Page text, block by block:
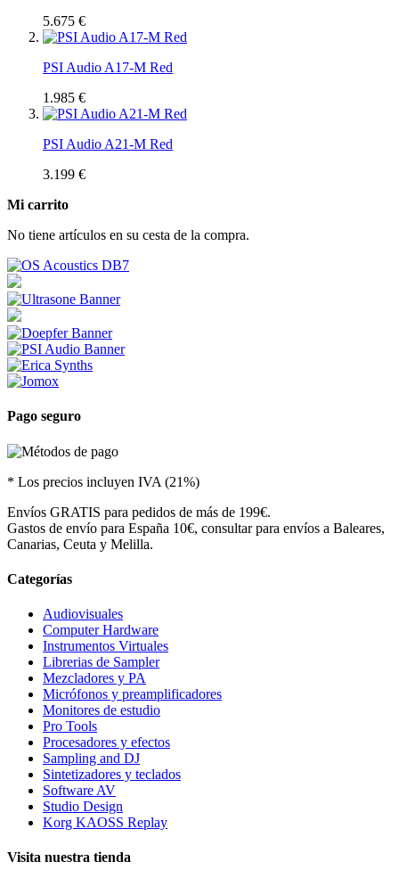
5.675 €
PSI Audio A17-M Red
1.985 €
PSI Audio A21-M Red
3.199 €
Mi carrito
No tiene artículos en su cesta de la compra.
Pago seguro
* Los precios incluyen IVA (21%)
Envíos GRATIS para pedidos de más de 199€.
Gastos de envío para España 10€, consultar para envíos a Baleares,
Canarias, Ceuta y Melilla.
Categorías
Audiovisuales
Computer Hardware
Instrumentos Virtuales
Librerias de Sampler
Mezcladores y PA
Micrófonos y preamplificadores
Monitores de estudio
Pro Tools
Procesadores y efectos
Sampling and DJ
Sintetizadores y teclados
Software AV
Studio Design
Korg KAOSS Replay
Visita nuestra tienda